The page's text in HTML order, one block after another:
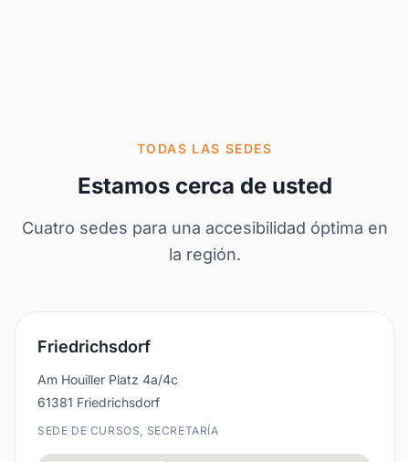
TODAS LAS SEDES
Estamos cerca de usted
Cuatro sedes para una accesibilidad óptima en
la región.
Friedrichsdorf
Am Houiller Platz 4a/4c
61381 Friedrichsdorf
SEDE DE CURSOS, SECRETARÍA